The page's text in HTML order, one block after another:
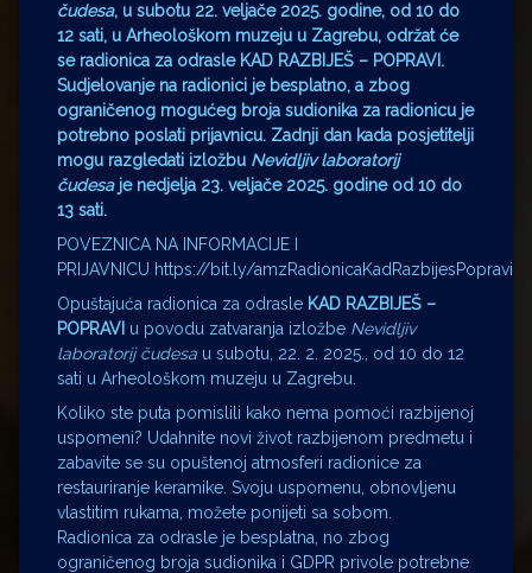
čudesa, u subotu 22. veljače 2025. godine, od 10 do
12 sati, u Arheološkom muzeju u Zagrebu, održat će
se radionica za odrasle KAD RAZBIJEŠ – POPRAVI.
Sudjelovanje na radionici je besplatno, a zbog
ograničenog mogućeg broja sudionika za radionicu je
potrebno poslati prijavnicu. Zadnji dan kada posjetitelji
mogu razgledati izložbu Nevidljiv laboratorij
čudesaje nedjelja 23. veljače 2025. godine od 10 do
13 sati.
POVEZNICA NA INFORMACIJE I
PRIJAVNICU https://bit.ly/amzRadionicaKadRazbijesPopravi
Opuštajuća radionica za odrasle KAD RAZBIJEŠ –
POPRAVI u povodu zatvaranja izložbe Nevidljiv
laboratorij čudesa u subotu, 22. 2. 2025., od 10 do 12
sati u Arheološkom muzeju u Zagrebu.
Koliko ste puta pomislili kako nema pomoći razbijenoj
uspomeni? Udahnite novi život razbijenom predmetu i
zabavite se su opuštenoj atmosferi radionice za
restauriranje keramike. Svoju uspomenu, obnovljenu
vlastitim rukama, možete ponijeti sa sobom.
Radionica za odrasle je besplatna, no zbog
ograničenog broja sudionika i GDPR privole potrebne